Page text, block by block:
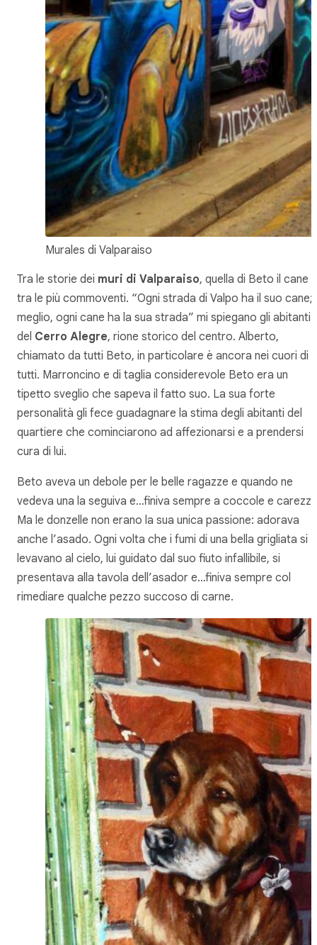
Murales di Valparaiso
Tra le storie dei muri di Valparaiso, quella di Beto il cane è
tra le più commoventi. “Ogni strada di Valpo ha il suo cane;
meglio, ogni cane ha la sua strada” mi spiegano gli abitanti
del Cerro Alegre, rione storico del centro. Alberto,
chiamato da tutti Beto, in particolare è ancora nei cuori di
tutti. Marroncino e di taglia considerevole Beto era un
tipetto sveglio che sapeva il fatto suo. La sua forte
personalità gli fece guadagnare la stima degli abitanti del
quartiere che cominciarono ad affezionarsi e a prendersi
cura di lui.
Beto aveva un debole per le belle ragazze e quando ne
vedeva una la seguiva e…finiva sempre a coccole e
Ma le donzelle non erano la sua unica passione: adorava
anche l’asado. Ogni volta che i fumi di una bella grigliata si
levavano al cielo, lui guidato dal suo fiuto infallibile, si
presentava alla tavola dell’asador e…finiva sempre col
rimediare qualche pezzo succoso di carne.